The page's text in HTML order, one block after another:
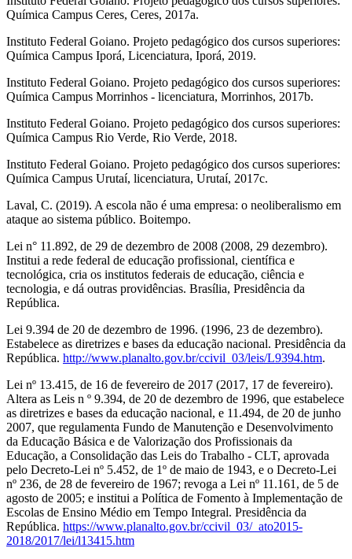
Química Campus Ceres, Ceres, 2017a.
Instituto Federal Goiano. Projeto pedagógico dos cursos superiores:
Química Campus Iporá, Licenciatura, Iporá, 2019.
Instituto Federal Goiano. Projeto pedagógico dos cursos superiores:
Química Campus Morrinhos - licenciatura, Morrinhos, 2017b.
Instituto Federal Goiano. Projeto pedagógico dos cursos superiores:
Química Campus Rio Verde, Rio Verde, 2018.
Instituto Federal Goiano. Projeto pedagógico dos cursos superiores:
Química Campus Urutaí, licenciatura, Urutaí, 2017c.
Laval, C. (2019). A escola não é uma empresa: o neoliberalismo em
ataque ao sistema público. Boitempo.
Lei n° 11.892, de 29 de dezembro de 2008 (2008, 29 dezembro).
Institui a rede federal de educação profissional, científica e
tecnológica, cria os institutos federais de educação, ciência e
tecnologia, e dá outras providências. Brasília, Presidência da
República.
Lei 9.394 de 20 de dezembro de 1996. (1996, 23 de dezembro).
Estabelece as diretrizes e bases da educação nacional. Presidência da
República. http://www.planalto.gov.br/ccivil_03/leis/L9394.htm.
Lei nº 13.415, de 16 de fevereiro de 2017 (2017, 17 de fevereiro).
Altera as Leis n º 9.394, de 20 de dezembro de 1996, que estabelece
as diretrizes e bases da educação nacional, e 11.494, de 20 de junho
2007, que regulamenta Fundo de Manutenção e Desenvolvimento
da Educação Básica e de Valorização dos Profissionais da
Educação, a Consolidação das Leis do Trabalho - CLT, aprovada
pelo Decreto-Lei nº 5.452, de 1º de maio de 1943, e o Decreto-Lei
nº 236, de 28 de fevereiro de 1967; revoga a Lei nº 11.161, de 5 de
agosto de 2005; e institui a Política de Fomento à Implementação de
Escolas de Ensino Médio em Tempo Integral. Presidência da
República. https://www.planalto.gov.br/ccivil_03/_ato2015-
2018/2017/lei/l13415.htm